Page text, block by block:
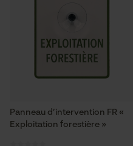
Panneau d’intervention FR «
Exploitation forestière »